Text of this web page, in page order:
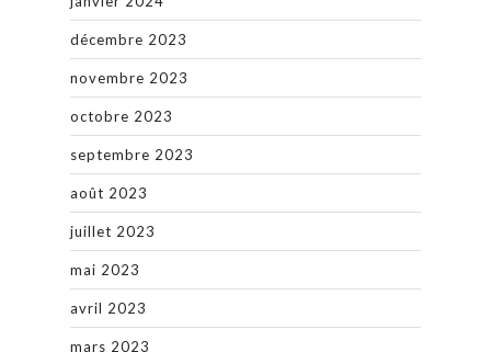
décembre 2023
novembre 2023
octobre 2023
septembre 2023
août 2023
juillet 2023
mai 2023
avril 2023
mars 2023